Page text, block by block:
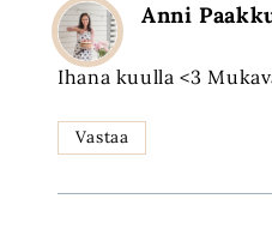
Anni
Ihana kuulla <3
Vastaa